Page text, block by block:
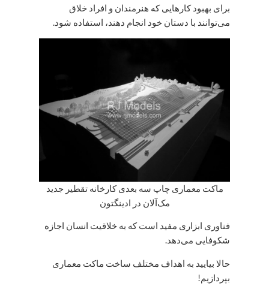
برای بهبود کارهایی که هنرمندان و افراد خلاق
می‌توانند با دستان خود انجام دهند، استفاده شود.
ماکت معماری چاپ سه بعدی کارخانه تقطیر جدید
مک‌آلان در ادینگتون
فناوری ابزاری مفید است که به خلاقیت انسان اجازه
شکوفایی می‌دهد.
حالا بیایید به اهداف مختلف ساخت ماکت معماری
بپردازیم!